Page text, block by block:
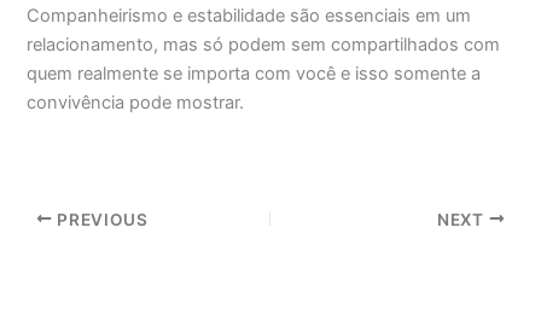
Companheirismo e estabilidade são essenciais em um
relacionamento, mas só podem sem compartilhados com
quem realmente se importa com você e isso somente a
convivência pode mostrar.
PREVIOUS NEXT